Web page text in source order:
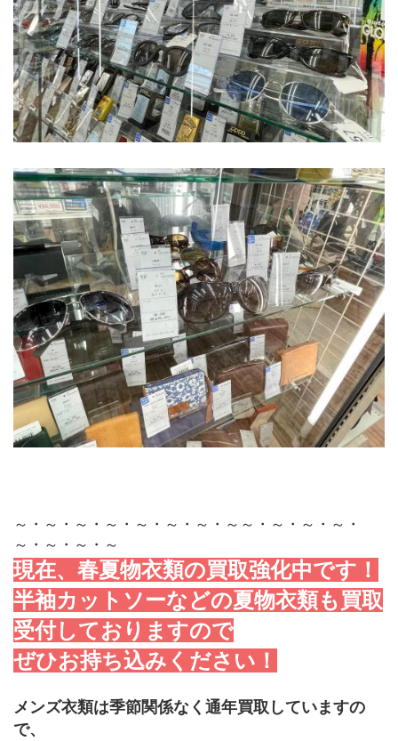
～・～・～・～・～・～・～・～～・～・～・～・
～・～・～・～
現在、春夏物衣類の買取強化中です！
半袖カットソーなどの夏物衣類も買取
受付しておりますので
ぜひお持ち込みください！
メンズ衣類は季節関係なく通年買取していますの
で、